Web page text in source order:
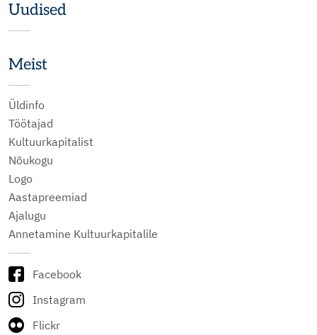
Uudised
Meist
Üldinfo
Töötajad
Kultuurkapitalist
Nõukogu
Logo
Aastapreemiad
Ajalugu
Annetamine Kultuurkapitalile
Facebook
Instagram
Flickr